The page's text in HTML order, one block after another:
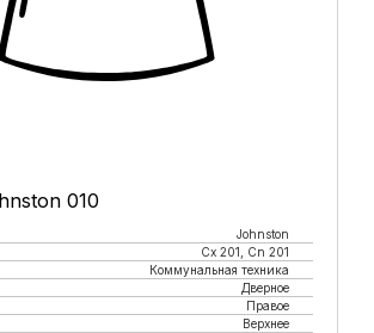
010
Johnston
Cx 201, Cn 201
Коммунальная техника
Дверное
Правое
Верхнее